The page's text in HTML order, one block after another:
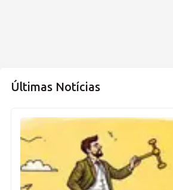
Últimas Notícias